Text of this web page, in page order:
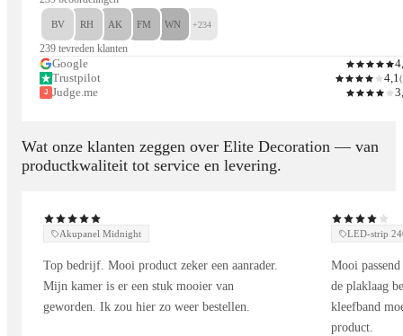
BV RH AK FM WN +234
239 tevreden klanten
Google
Trustpilot
4,1(
J Judge.me
Wat onze klanten zeggen over Elite Decoration — van
productkwaliteit tot service en levering.
Akupanel Midnight
Top bedrijf. Mooi product zeker een aanrader.
Mijn kamer is er een stuk mooier van
geworden. Ik zou hier zo weer bestellen.
LED-strip
Mooi
de plaklaag
kleefband
product.